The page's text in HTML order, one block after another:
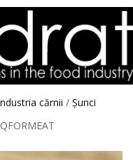
cărnii / Șunci